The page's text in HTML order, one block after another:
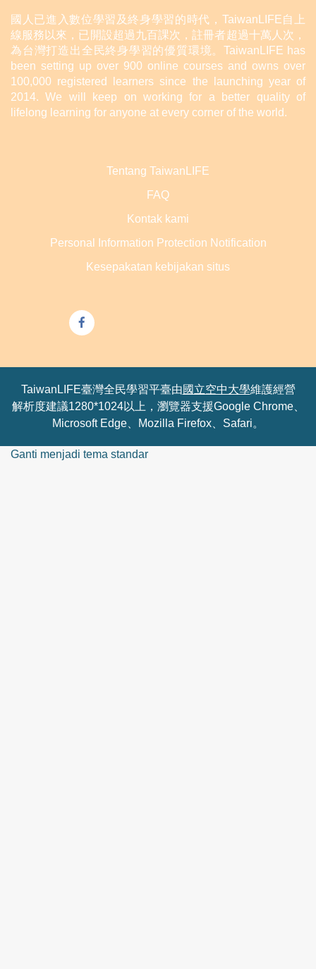
國人已進入數位學習及終身學習的時代，TaiwanLIFE自上
線服務以來，已開設超過九百課次，註冊者超過十萬人次，
為台灣打造出全民終身學習的優質環境。TaiwanLIFE has
been setting up over 900 online courses and owns over
100,000 registered learners since the launching year of
2014. We will keep on working for a better quality of
lifelong learning for anyone at every corner of the world.
Tentang TaiwanLIFE
FAQ
Kontak kami
Personal Information Protection Notification
Kesepakatan kebijakan situs
TaiwanLIFE臺灣全民學習平臺由國立空中大學維護經營
解析度建議1280*1024以上，瀏覽器支援Google Chrome、
Microsoft Edge、Mozilla Firefox、Safari。
Ganti menjadi tema standar